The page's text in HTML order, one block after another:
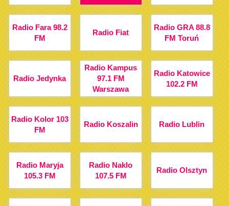
Radio Fara 98.2
FM
Radio Fiat
Radio GRA 88.8
FM Toruń
Radio Jedynka
Radio Kampus
97.1 FM
Warszawa
Radio Katowice
102.2 FM
Radio Kolor 103
FM
Radio Koszalin Radio Lublin
Radio Maryja
105.3 FM
Radio Naklo
107.5 FM
Radio Olsztyn